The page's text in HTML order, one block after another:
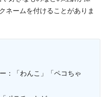
ネームを付けることがありま
：「わんこ」「ペコちゃ